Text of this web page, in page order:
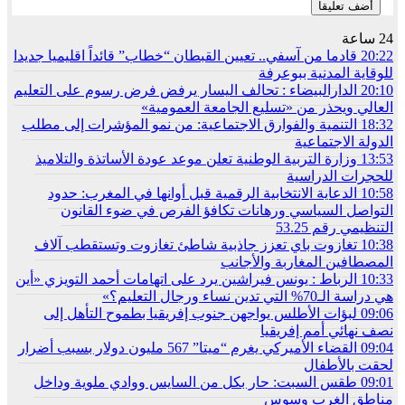
24 ساعة
20:22 قادما من آسفي.. تعيين القبطان “خطاب” قائداً اقليميا جديدا
للوقاية المدنية ببوعرفة
20:10 الدارالبيضاء : تحالف اليسار يرفض فرض رسوم على التعليم
العالي ويحذر من «تسليع الجامعة العمومية»
18:32 التنمية والفوارق الاجتماعية: من نمو المؤشرات إلى مطلب
الدولة الاجتماعية
13:53 وزارة التربية الوطنية تعلن موعد عودة الأساتذة والتلاميذ
للحجرات الدراسية
10:58 الدعاية الانتخابية الرقمية قبل أوانها في المغرب: حدود
التواصل السياسي ورهانات تكافؤ الفرص في ضوء القانون
التنظيمي رقم 53.25
10:38 تغازوت باي تعزز جاذبية شاطئ تغازوت وتستقطب آلاف
المصطافين المغاربة والأجانب
10:33 الرباط : يونس فيراشين يرد على اتهامات أحمد التويزي «أين
هي دراسة الـ70% التي تدين نساء ورجال التعليم؟»
09:06 لبؤات الأطلس يواجهن جنوب إفريقيا بطموح التأهل إلى
نصف نهائي أمم إفريقيا
09:04
القضاء الأميركي يغرم “ميتا” 567 مليون دولار بسبب أضرار
لحقت بالأطفال
09:01 طقس السبت: حار بكل من السايس ووادي ملوية وداخل
مناطق الغرب وسوس